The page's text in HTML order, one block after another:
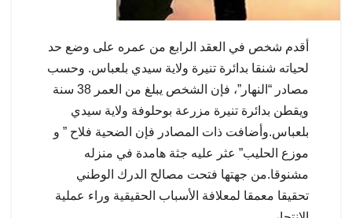
أقدم شخص في العقد الرابع من عمره على وضع حد
لحياته شنقا بدائرة تنيرة ولاية سيدي بلعباس. وحسب
مصادر “النهار”، فإن الشخص يبلغ من العمر 38 سنة
ويقطن بدائرة تنيرة مزرعة بوحلوفة ولاية سيدي
بلعباس.وأضافت ذات المصادر فإن الضحية فلاح ” و
موزع الحليب” عثر عليه جثة هامدة في منزله
مشنوقا.من جهتها فتحت مصالح الدرك الوطني
تحقيقا معمقا لمعلافة الأسباب الحقيقية وراء عملية